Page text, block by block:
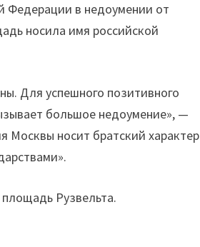
Федерации в недоумении от
носила имя российской
Для успешного позитивного
большое недоумение», —
Москвы носит братский характер
Рузвельта.